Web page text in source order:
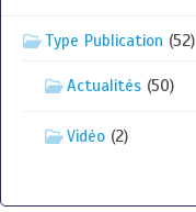
Type Publication (52)
Actualités (50)
Vidéo (2)